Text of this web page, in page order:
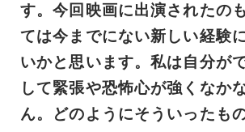
す。今回映画に出演されたの
ては今までにない新しい経験
いかと思います。私は自分が
して緊張や恐怖心が強くなか
ん。どのようにそういったも